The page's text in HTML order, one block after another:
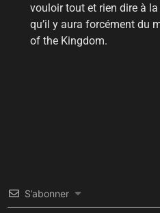
vouloir tout et rien dire à
qu’il y aura forcément du
of the Kingdom.
S’abonner